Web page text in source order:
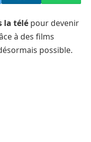
la télé pour devenir
à des films
possible.